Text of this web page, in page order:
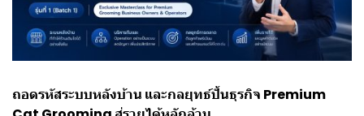
ถอดรหัสระบบหลังบ้าน และกลยุทธ์ปั้นธุรกิจ Premium